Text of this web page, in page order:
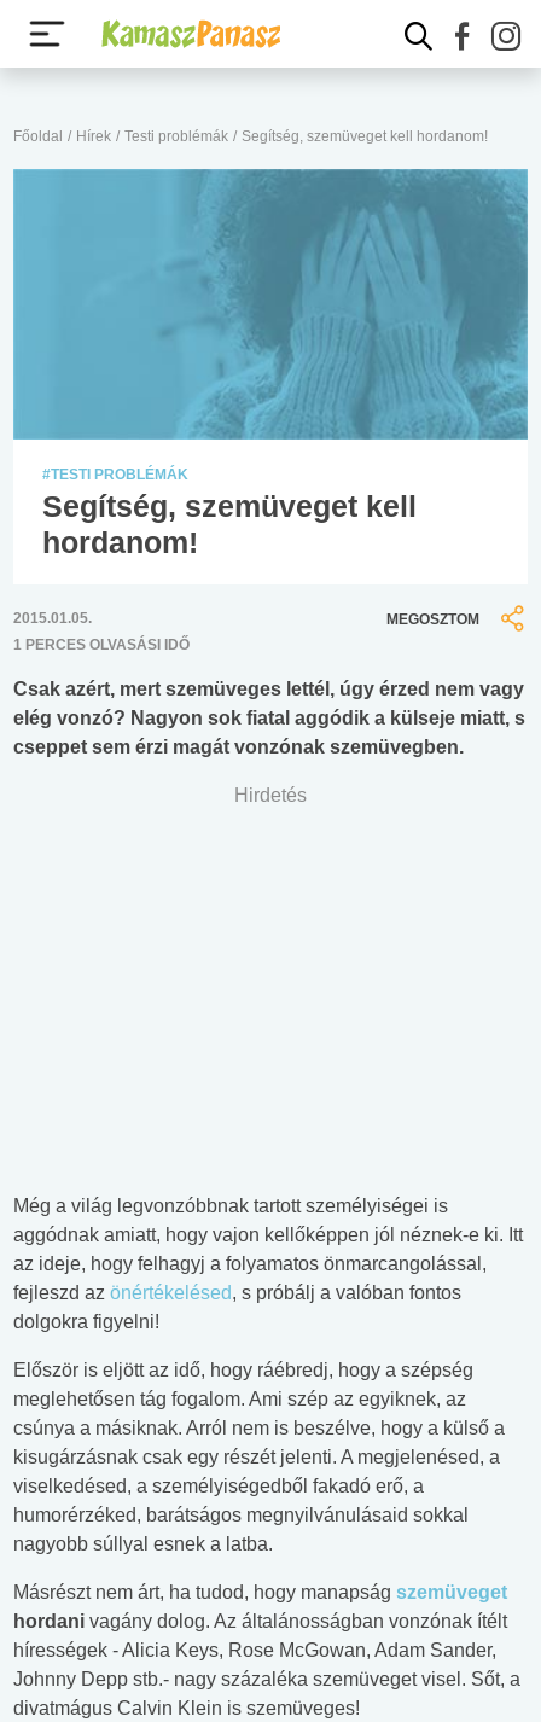
Főoldal / Hírek / Testi problémák / Segítség, szemüveget kell hordanom!
#TESTI PROBLÉMÁK
Segítség, szemüveget kell
hordanom!
2015.01.05.
1 PERCES OLVASÁSI IDŐ
MEGOSZTOM
Csak azért, mert szemüveges lettél, úgy érzed nem vagy
elég vonzó? Nagyon sok fiatal aggódik a külseje miatt, s
cseppet sem érzi magát vonzónak szemüvegben.
Hirdetés
Még a világ legvonzóbbnak tartott személyiségei is
aggódnak amiatt, hogy vajon kellőképpen jól néznek-e ki. Itt
az ideje, hogy felhagyj a folyamatos önmarcangolással,
fejleszd az önértékelésed, s próbálj a valóban fontos
dolgokra figyelni!
Először is eljött az idő, hogy ráébredj, hogy a szépség
meglehetősen tág fogalom. Ami szép az egyiknek, az
csúnya a másiknak. Arról nem is beszélve, hogy a külső a
kisugárzásnak csak egy részét jelenti. A megjelenésed, a
viselkedésed, a személyiségedből fakadó erő, a
humorérzéked, barátságos megnyilvánulásaid sokkal
nagyobb súllyal esnek a latba.
Másrészt nem árt, ha tudod, hogy manapság szemüveget
hordani vagány dolog. Az általánosságban vonzónak ítélt
hírességek - Alicia Keys, Rose McGowan, Adam Sander,
Johnny Depp stb.- nagy százaléka szemüveget visel. Sőt, a
divatmágus Calvin Klein is szemüveges!